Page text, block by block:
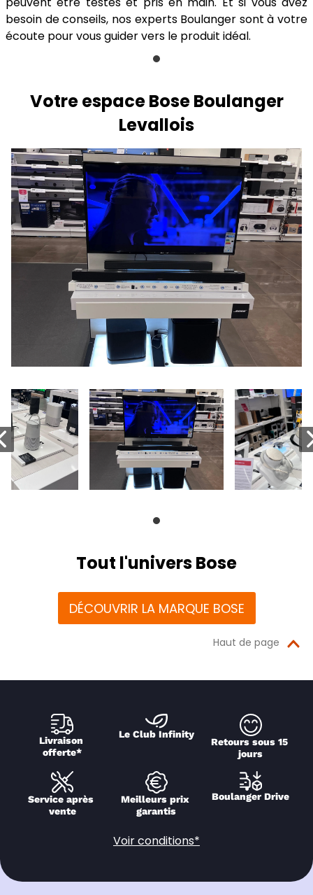
besoin de conseils, nos experts Boulanger sont à votre
écoute pour vous guider vers le produit idéal.
Votre espace Bose Boulanger
Levallois
Tout l'univers Bose
DÉCOUVRIR LA MARQUE BOSE
Haut de page
Livraison
offerte*
Le Club Infinity
Retours sous 15
jours
Service après
vente
Meilleurs prix
garantis
Boulanger Drive
Voir conditions*